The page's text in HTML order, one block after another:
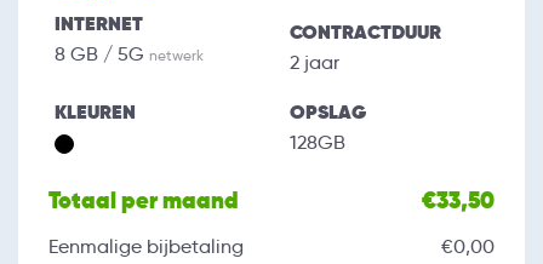
INTERNET
8 GB / 5G netwerk
CONTRACTDUUR
2 jaar
KLEUREN OPSLAG
128GB
Totaal per maand €33,50
Eenmalige bijbetaling €0,00